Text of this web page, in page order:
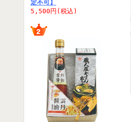
定不可】
5,500円(税込)